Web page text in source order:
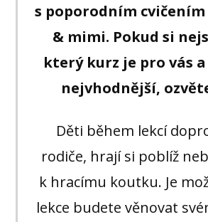
s poporodním
& mimi. Pokud si
který kurz je pro vás
nejvhodnější,
Děti během lekcí
rodiče, hrají si poblíž
k hracímu koutku. Je
lekce budete věnovat